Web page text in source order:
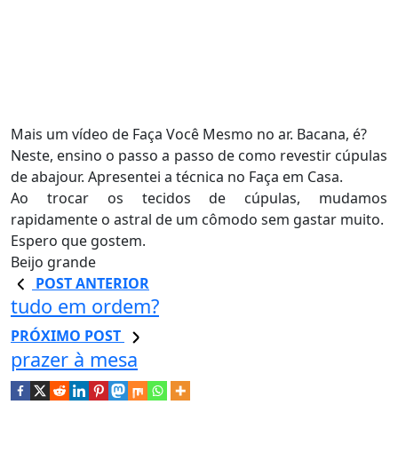
Mais um vídeo de Faça Você Mesmo no ar. Bacana, é?
Neste, ensino o passo a passo de como revestir cúpulas
de abajour. Apresentei a técnica no Faça em Casa.
Ao trocar os tecidos de cúpulas, mudamos
rapidamente o astral de um cômodo sem gastar muito.
Espero que gostem.
Beijo grande
POST ANTERIOR
tudo em ordem?
PRÓXIMO POST
prazer à mesa